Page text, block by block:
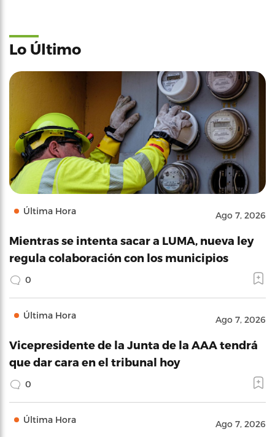
Lo Último
Última Hora Ago 7, 2026
Mientras se intenta sacar a LUMA, nueva ley
regula colaboración con los municipios
0
Última Hora Ago 7, 2026
Vicepresidente de la Junta de la AAA tendrá
que dar cara en el tribunal hoy
0
Última Hora Ago 7, 2026